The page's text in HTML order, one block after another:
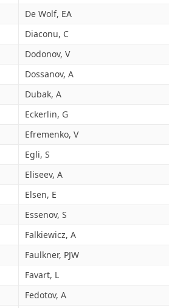
De Wolf, EA
Diaconu, C
Dodonov, V
Dossanov, A
Dubak, A
Eckerlin, G
Efremenko, V
Egli, S
Eliseev, A
Elsen, E
Essenov, S
Falkiewicz, A
Faulkner, PJW
Favart, L
Fedotov, A